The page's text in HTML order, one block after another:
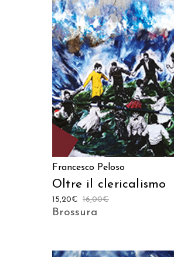
AGGIUNGI AL CARRELLO
Francesco Peloso
Oltre il clericalismo
16,00€
15,20€
Brossura